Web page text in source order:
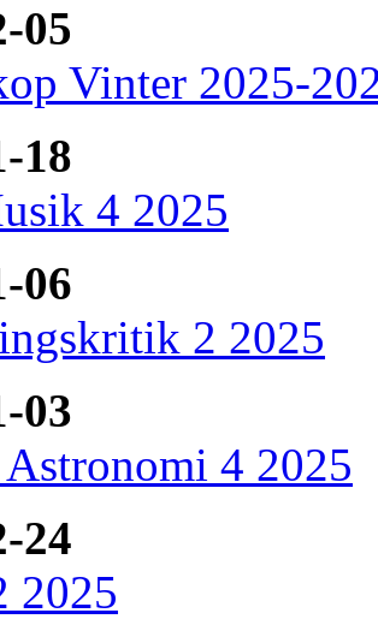
05
Vinter 2025-
18
4 2025
06
2 2025
03
4 2025
24
2025